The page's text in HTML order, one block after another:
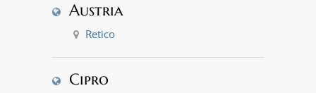
Austria
Retico
Cipro